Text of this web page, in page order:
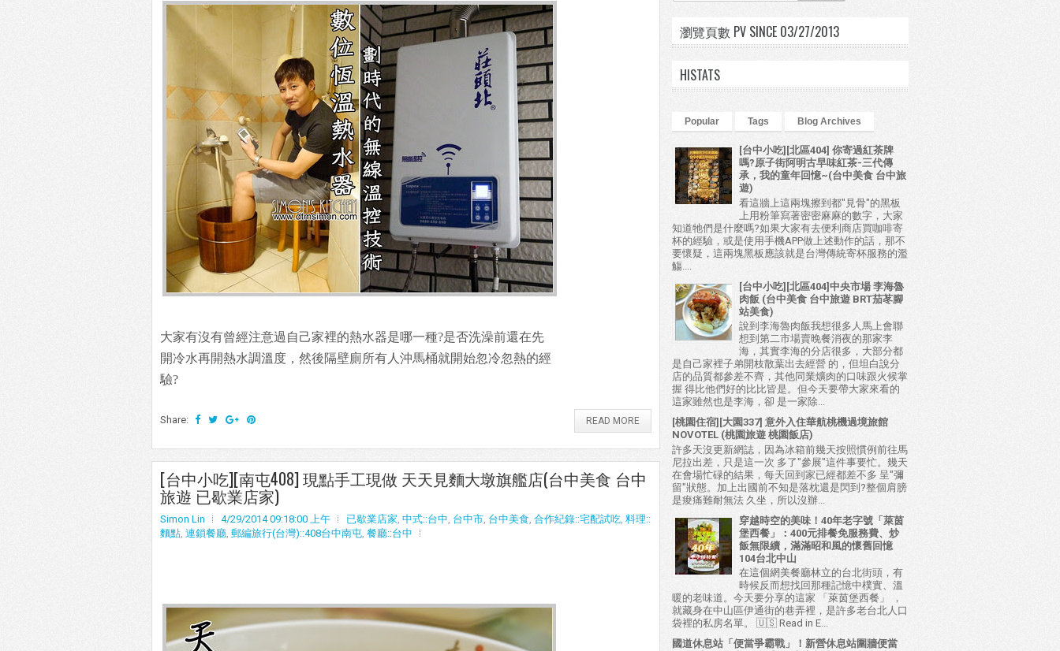
大家有沒有曾經注意過自己家裡的熱水器是哪一種?是否洗澡前還在先
開冷水再開熱水調溫度，然後隔壁廁所有人沖馬桶就開始忽冷忽熱的經
驗?
Share: READ MORE
[台中小吃][南屯408] 現點手工現做 天天見麵大墩旗艦店(台中美食 台中
旅遊 已歇業店家)
Simon Lin 4/29/2014 09:18:00 上午 已歇業店家, 中式::台中, 台中市, 台中美食, 合作紀錄::宅配試吃, 料理::
麵點, 連鎖餐廳, 郵編旅行(台灣)::408台中南屯, 餐廳::台中
瀏覽頁數 PV SINCE 03/27/2013
HISTATS
Popular Tags Blog Archives
[台中小吃][北區404] 你寄過紅茶牌
嗎?原子街阿明古早味紅茶-三代傳
承，我的童年回憶~(台中美食 台中旅
遊)
看這牆上這兩塊擦到都"見骨"的黑板
上用粉筆寫著密密麻麻的數字，大家
知道牠們是什麼嗎?如果大家有去便利商店買咖啡寄
杯的經驗，或是使用手機APP做上述動作的話，那不
要懷疑，這兩塊黑板應該就是台灣傳統寄杯服務的濫
觴....
[台中小吃][北區404]中央市場 李海魯
肉飯 (台中美食 台中旅遊 BRT茄苳腳
站美食)
說到李海魯肉飯我想很多人馬上會聯
想到第二市場賣晚餐消夜的那家李
海，其實李海的分店很多，大部分都
是自己家裡子弟開枝散葉出去經營 的，但坦白說分
店的品質都參差不齊，其他同業爌肉的口味跟火候掌
握 得比他們好的比比皆是。但今天要帶大家來看的
這家雖然也是李海，卻 是一家除...
[桃園住宿][大園337] 意外入住華航桃機過境旅館
NOVOTEL (桃園旅遊 桃園飯店)
許多天沒更新網誌，因為冰箱前幾天按照慣例前往馬
尼拉出差，只是這一次 多了"參展"這件事要忙。幾天
在會場忙碌的結果，每天回到家已經都差不多 呈"彌
留"狀態。加上出國前不知是落枕還是閃到?整個肩膀
是痠痛難耐無法 久坐，所以沒辦...
穿越時空的美味！40年老字號「萊茵
堡西餐」：400元排餐免服務費、炒
飯無限續，滿滿昭和風的懷舊回憶
104台北中山
在這個網美餐廳林立的台北街頭，有
時候反而想找回那種記憶中樸實、溫
暖的老味道。今天要分享的這家 「萊茵堡西餐」 ，
就藏身在中山區伊通街的巷弄裡，是許多老台北人口
袋裡的私房名單。 🇺🇸 Read in E...
國道休息站「便當爭霸戰」！新營休息站圍牆便當